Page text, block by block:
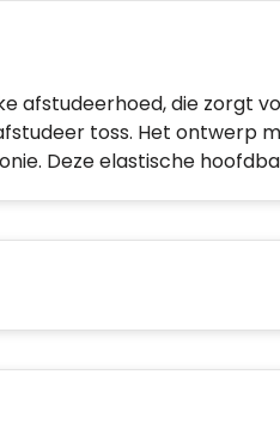
afstudeerhoed, die
toss. Het ontwerp
Deze elastische